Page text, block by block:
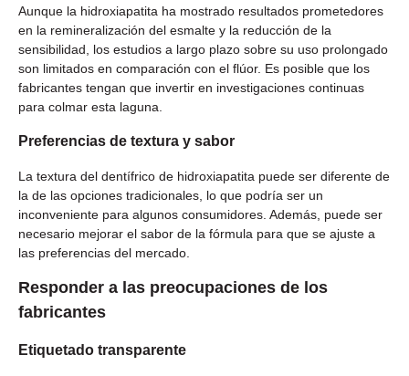
Aunque la hidroxiapatita ha mostrado resultados prometedores
en la remineralización del esmalte y la reducción de la
sensibilidad, los estudios a largo plazo sobre su uso prolongado
son limitados en comparación con el flúor. Es posible que los
fabricantes tengan que invertir en investigaciones continuas
para colmar esta laguna.
Preferencias de textura y sabor
La textura del dentífrico de hidroxiapatita puede ser diferente de
la de las opciones tradicionales, lo que podría ser un
inconveniente para algunos consumidores. Además, puede ser
necesario mejorar el sabor de la fórmula para que se ajuste a
las preferencias del mercado.
Responder a las preocupaciones de los
fabricantes
Etiquetado transparente